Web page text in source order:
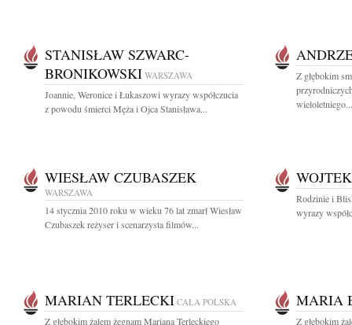
STANISŁAW SZWARC-
BRONIKOWSKI WARSZAWA
Joannie, Weronice i Łukaszowi wyrazy współczucia
z powodu śmierci Męża i Ojca Stanisława...
Z głębokim
wieloletniego...
WIESŁAW CZUBASZEK
WARSZAWA
14 stycznia 2010 roku w wieku 76 lat zmarł Wiesław
Czubaszek reżyser i scenarzysta filmów...
Rodzinie i
wyrazy
MARIAN TERLECKI CAŁA POLSKA
Z głębokim żalem żegnam Mariana Terleckiego
MARIA
Z głębokim